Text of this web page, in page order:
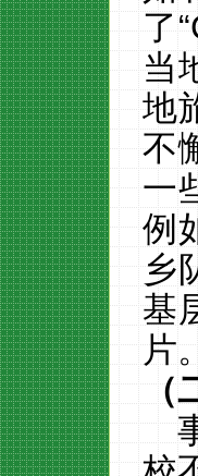
了“
当
地
不
一
例
乡
基
片
（